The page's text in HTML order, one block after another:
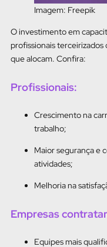
Imagem: Freepik
O investimento em
profissionais terceirizados
que alocam. Confira:
Profissionais:
Crescimento na
trabalho;
Maior segurança e
atividades;
Melhoria na
Empresas
Equipes mais